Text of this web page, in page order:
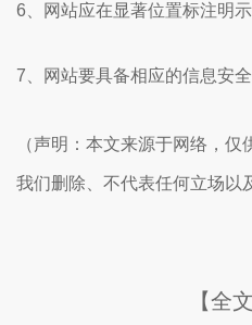
6、网站应在显著位置标注明示
7、网站要具备相应的信息安全
（声明：本文来源于网络，
我们删除、不代表任何立场以
【全